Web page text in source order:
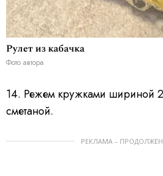
Рулет из кабачка
Фото автора
14. Режем кружками шириной
сметаной.
РЕКЛАМА –